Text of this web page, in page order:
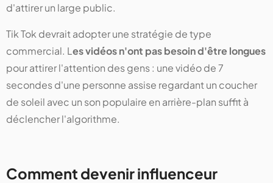
d'attirer un large public.
Tik Tok devrait adopter une stratégie de type
commercial. Les vidéos n'ont pas besoin d'être longues
pour attirer l'attention des gens : une vidéo de 7
secondes d'une personne assise regardant un coucher
de soleil avec un son populaire en arrière-plan suffit à
déclencher l'algorithme.
Comment devenir influenceur